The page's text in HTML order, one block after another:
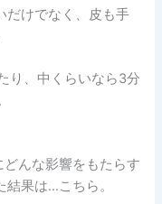
だけでなく、皮も手
り、中くらいなら3分
どんな影響をもたらす
果は…こちら。